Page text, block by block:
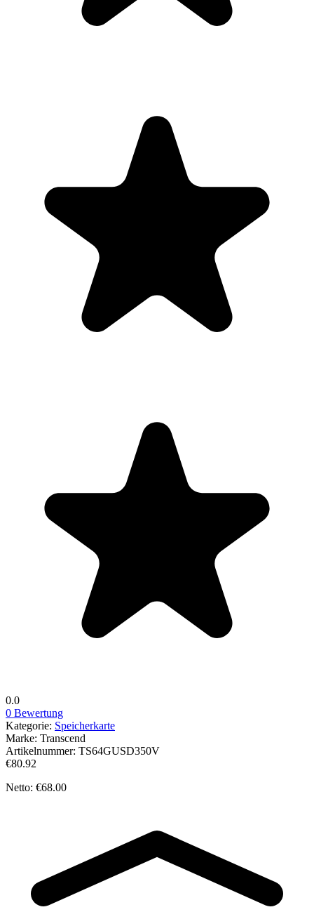
0.0
0 Bewertung
Kategorie: Speicherkarte
Marke: Transcend
Artikelnummer: TS64GUSD350V
€80.92
Netto: €68.00